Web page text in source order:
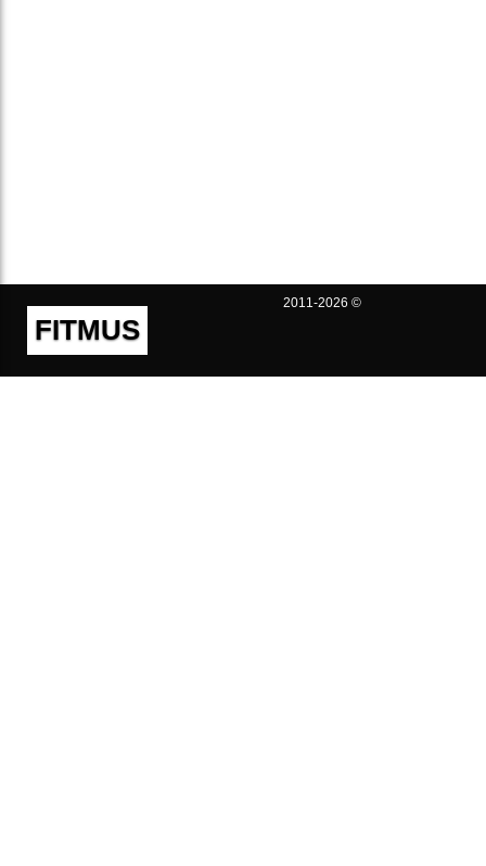
FITMUS
2011-2026 ©